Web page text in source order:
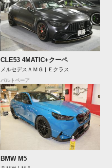
CLE53 4MATIC+クーペ
メルセデスＡＭＧ | Ｅクラス
バルトベーア
BMW M5